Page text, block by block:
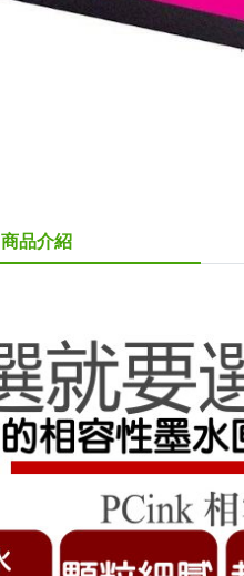
商品介紹